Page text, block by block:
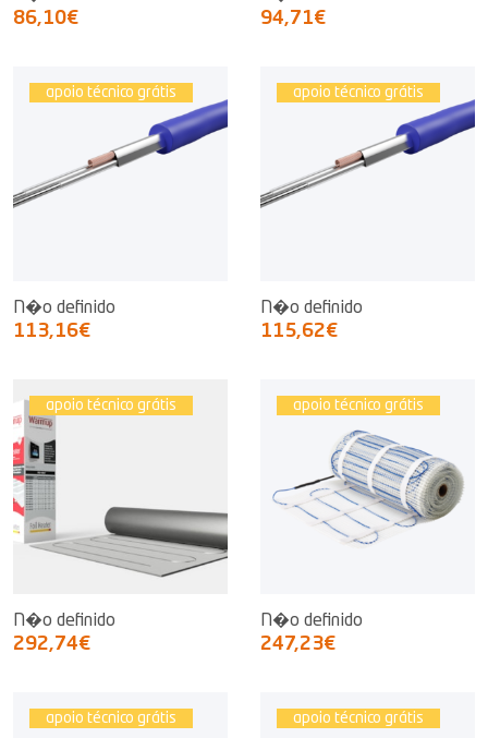
86,10€ 94,71€
apoio técnico grátis
N�o definido
113,16€
apoio técnico grátis
N�o definido
115,62€
apoio técnico grátis
N�o definido
292,74€
apoio técnico grátis
N�o definido
247,23€
apoio técnico grátis apoio técnico grátis